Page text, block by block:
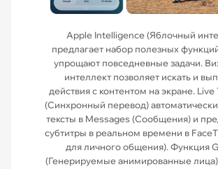
Apple Intelligence (Яблочный
предлагает набор полезных
упрощают повседневные задачи.
интеллект позволяет искать и
действия с контентом на экране. Live
(Синхронный перевод)
тексты в Messages (Сообщения) и
субтитры в реальном времени в
для личного общения). Функция
(Генерируемые анимированные